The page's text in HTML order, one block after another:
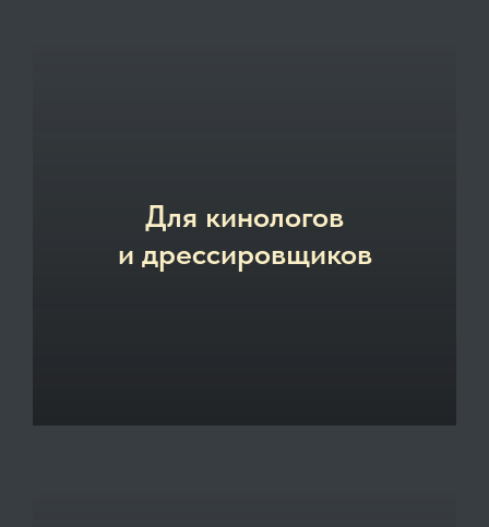
Для кинологов
и дрессировщиков